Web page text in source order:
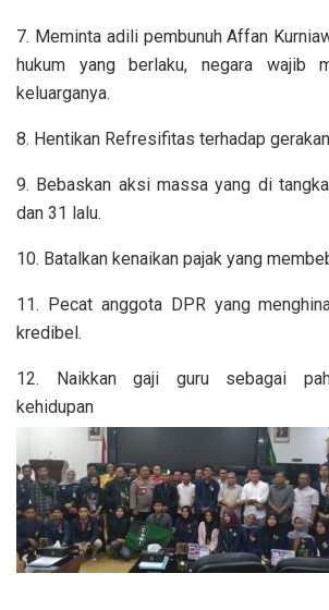
7. Meminta adili pembunuh Affan
hukum yang berlaku, negara wajib
keluarganya.
8. Hentikan Refresifitas terhadap
9. Bebaskan aksi massa yang di
dan 31 lalu.
10. Batalkan kenaikan pajak yang
11. Pecat anggota DPR yang
kredibel.
12. Naikkan gaji guru sebagai
kehidupan